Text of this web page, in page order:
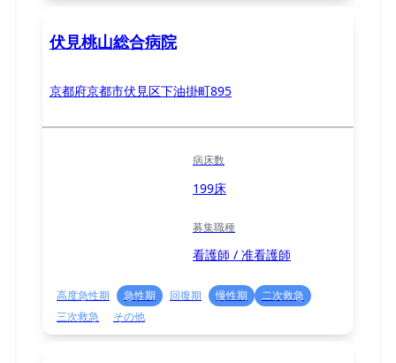
伏見桃山総合病院
京都府京都市伏見区下油掛町895
病床数
199床
募集職種
看護師 / 准看護師
高度急性期 急性期 回復期 慢性期
二次救急
三次救急
その他